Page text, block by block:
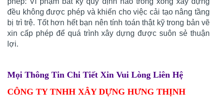
đều không được phép và khiến cho việc cải tạo nâng tầng
bị trì trệ. Tốt hơn hết bạn nên tính toán thật kỹ trong bản vẽ
xin cấp phép để quá trình xây dựng được suôn sẻ thuận
lợi.
Mọi Thông Tin Chi Tiết Xin Vui Lòng Liên Hệ
CÔNG TY TNHH XÂY DỰNG HƯNG THỊNH